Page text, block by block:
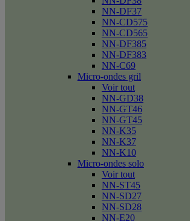
NN-DF37
NN-CD575
NN-CD565
NN-DF385
NN-DF383
NN-C69
Micro-ondes gril
Voir tout
NN-GD38
NN-GT46
NN-GT45
NN-K35
NN-K37
NN-K10
Micro-ondes solo
Voir tout
NN-ST45
NN-SD27
NN-SD28
NN-E20